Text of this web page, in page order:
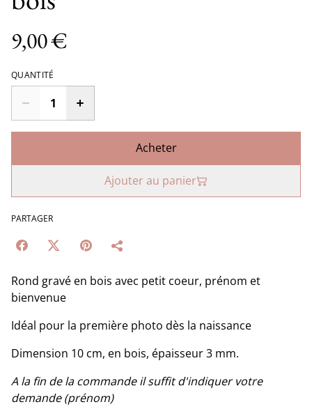
9,00 €
QUANTITÉ
Acheter
Ajouter au panier
PARTAGER
Rond gravé en bois avec petit coeur, prénom et
bienvenue
Idéal pour la première photo dès la naissance
Dimension 10 cm, en bois, épaisseur 3 mm.
A la fin de la commande il suffit d'indiquer votre
demande (prénom)